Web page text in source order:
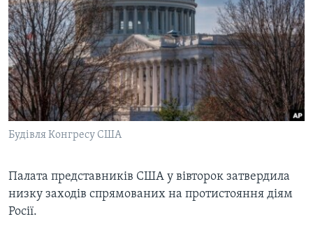
СУСПІЛЬСТВО
ЕКОНОМІКА
ІСТОРІЇ УСПІХУ УКРАЇНЦІВ
ТЕЛЕПРОГРАМИ
ЧАС-TIME
БРИФІНГ ГОЛОСУ АМЕРИКИ
СТУДІЯ ВАШИНГТОН
ВІКНО В АМЕРИКУ
ПОГЛЯД З ВАШИНГТОНА
ENGLISH
Learning English
Мови
Будівля Конгресу США
Палата представників США у вівторок затвердила
низку заходів спрямованих на протистояння діям
Росії.